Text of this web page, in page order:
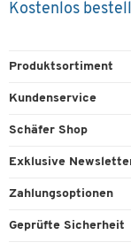
Kostenlos
Produktsortiment
Büroausstattung
Reinigung & Hygiene
Technik
Kundenservice
Direktbestellung
Kontaktformulare
Lieferinformationen
Schäfer Shop
Services & Leistungen
Workplace Solutions
Exklusive
Zahlungsoptionen
Paypal
Geprüfte Sicherheit